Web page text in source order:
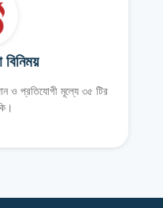
বিনিময়
ও প্রতিযোগী মূল্যে ৩৫ টির